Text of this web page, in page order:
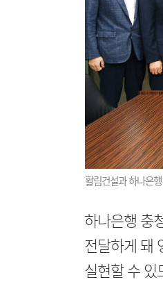
활림건설과 하나은
하나은행 충
전달하게 돼
실현할 수